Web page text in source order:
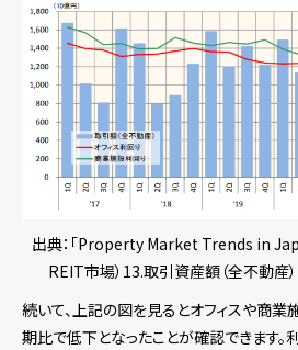
出典：「Property Market Trends in
REIT市場）13.取引資産額（全不動産
続いて、上記の図を見るとオフィスや商
期比で低下となったことが確認できます。